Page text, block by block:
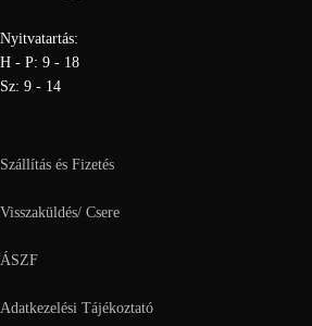
Nyitvatartás:
H - P: 9 - 18
Sz: 9 - 14
Szállítás és Fizetés
Visszaküldés/ Csere
ÁSZF
Adatkezelési Tájékoztató